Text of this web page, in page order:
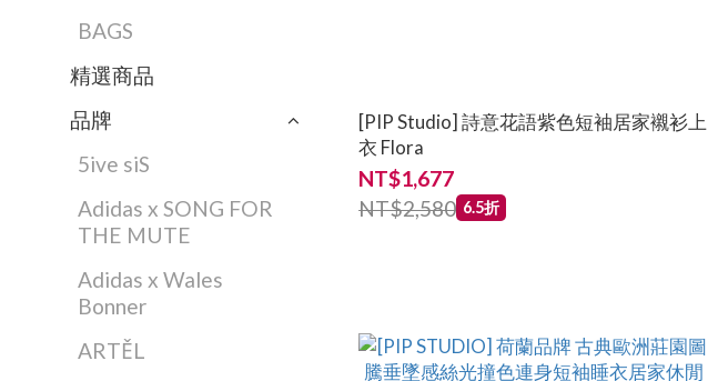
BAGS
精選商品
品牌
5ive siS
Adidas x SONG FOR
THE MUTE
Adidas x Wales
Bonner
ARTĚL
[PIP Studio] 詩意花語紫色短袖居家襯衫上
衣 Flora
NT$1,677
NT$2,580 6.5折